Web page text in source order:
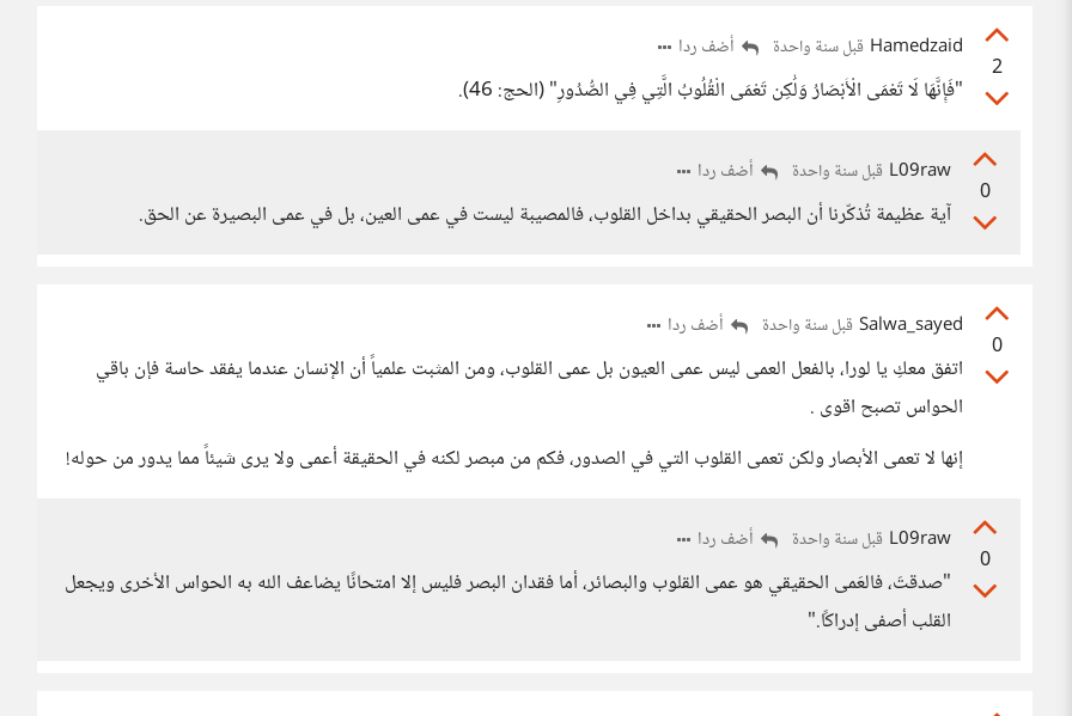
2
Hamedzaid قبل سنة واحدة أضف ردا
"فَإِنَّهَا لَا تَعْمَى الْأَبْصَارُ وَلَٰكِن تَعْمَى الْقُلُوبُ الَّتِي فِي الصُّدُورِ" (الحج: 46).
0
L09raw قبل سنة واحدة أضف ردا
آية عظيمة تُذكّرنا أن البصر الحقيقي بداخل القلوب، فالمصيبة ليست في عمى العين، بل في عمى البصيرة عن الحق.
0
Salwa_sayed قبل سنة واحدة أضف ردا
اتفق معكِ يا لورا، بالفعل العمى ليس عمى العيون بل عمى القلوب، ومن المثبت علمياً أن الإنسان عندما يفقد حاسة فإن باقي
الحواس تصبح اقوى .
إنها لا تعمى الأبصار ولكن تعمى القلوب التي في الصدور، فكم من مبصر لكنه في الحقيقة أعمى ولا يرى شيئاً مما يدور من حوله!
0
L09raw قبل سنة واحدة أضف ردا
"صدقتَ، فالعَمى الحقيقي هو عمى القلوب والبصائر، أما فقدان البصر فليس إلا امتحانًا يضاعف الله به الحواس الأخرى ويجعل
القلب أصفى إدراكًا."